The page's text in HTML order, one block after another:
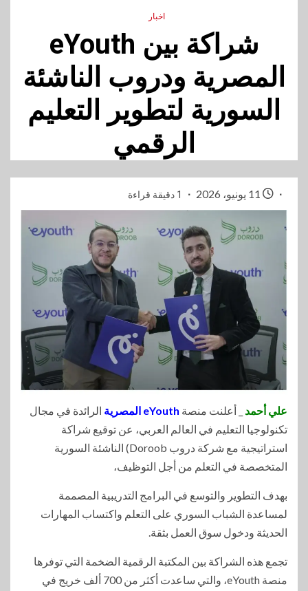
اخبار
شراكة بين eYouth
المصرية ودروب الناشئة
السورية لتطوير التعليم
الرقمي
1 دقيقة قراءة
علي أحمد _ أعلنت منصة eYouth المصرية
الرائدة في مجال
تكنولوجيا التعليم في العالم العربي، عن توقيع شراكة
استراتيجية مع شركة دروب Doroob) الناشئة السورية
المتخصصة في التعلم من أجل التوظيف،
بهدف التطوير والتوسع في البرامج التدريبية المصممة
لمساعدة الشباب السوري على التعلم واكتساب المهارات
الحديثة ودخول سوق العمل بثقة.
تجمع هذه الشراكة بين المكتبة الرقمية الضخمة التي توفرها
منصة eYouth، والتي ساعدت أكثر من 700 ألف خريج في